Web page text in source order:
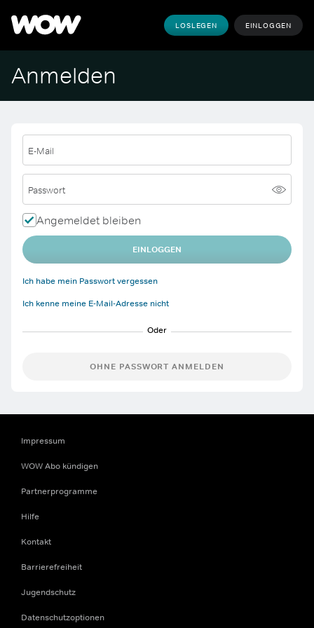
LOSLEGEN EINLOGGEN
Anmelden
E-Mail
Passwort
Angemeldet bleiben
EINLOGGEN
Ich habe mein Passwort vergessen
Ich kenne meine E-Mail-Adresse nicht
OHNE PASSWORT ANMELDEN
Impressum
WOW Abo kündigen
Partnerprogramme
Hilfe
Kontakt
Barrierefreiheit
Jugendschutz
Datenschutzoptionen